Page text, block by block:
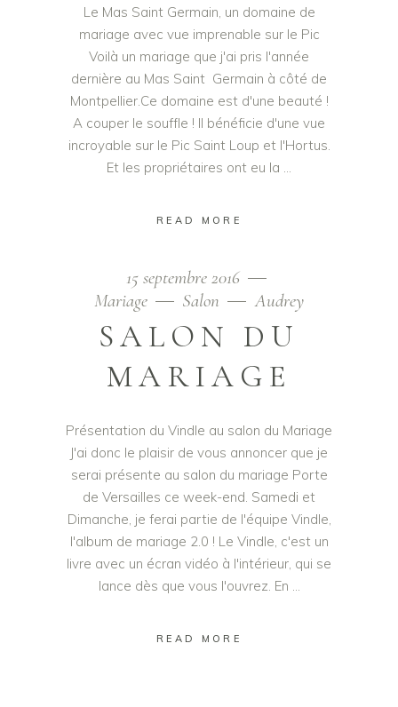
Le Mas Saint Germain, un domaine de
mariage avec vue imprenable sur le Pic
Voilà un mariage que j'ai pris l'année
dernière au Mas Saint Germain à côté de
Montpellier.Ce domaine est d'une beauté !
A couper le souffle ! Il bénéficie d'une vue
incroyable sur le Pic Saint Loup et l'Hortus.
Et les propriétaires ont eu la
READ MORE
15 septembre 2016
Mariage
Salon Audrey
SALON DU
MARIAGE
Présentation du Vindle au salon du Mariage
J'ai donc le plaisir de vous annoncer que je
serai présente au salon du mariage Porte
de Versailles ce week-end. Samedi et
Dimanche, je ferai partie de l'équipe Vindle,
l'album de mariage 2.0 ! Le Vindle, c'est un
livre avec un écran vidéo à l'intérieur, qui se
lance dès que vous l'ouvrez. En
READ MORE